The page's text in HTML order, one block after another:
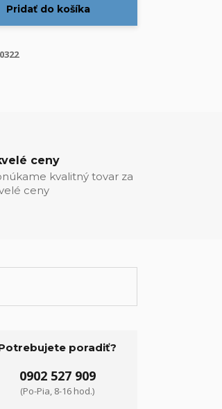
Pridať do košíka
ceny
kvalitný tovar za
ceny
poradiť?
0902 527 909
(Po-Pia, 8-16 hod.)